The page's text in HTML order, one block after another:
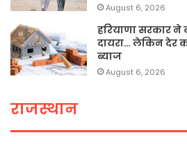
August 6, 2026
हरियाणा सरकार ने
दायरा… लेकिन देर
ब्याज
August 6, 2026
राजस्थान